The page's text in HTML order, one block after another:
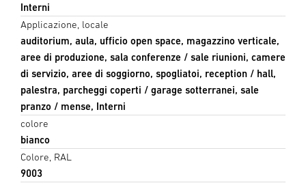
Interni
Applicazione, locale
auditorium, aula, ufficio open space, magazzino verticale,
aree di produzione, sala conferenze / sale riunioni, camere
di servizio, aree di soggiorno, spogliatoi, reception / hall,
palestra, parcheggi coperti / garage sotterranei, sale
pranzo / mense, Interni
colore
bianco
Colore, RAL
9003